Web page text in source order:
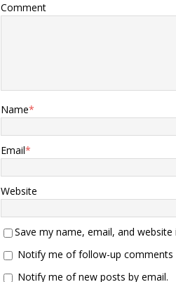
Comment
Name*
Email*
Website
Save my name, email, and
Notify me of follow-up comments
Notify me of new posts by email.